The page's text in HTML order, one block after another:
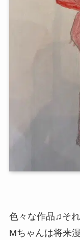
色々な作品♫そ
Mちゃんは将来